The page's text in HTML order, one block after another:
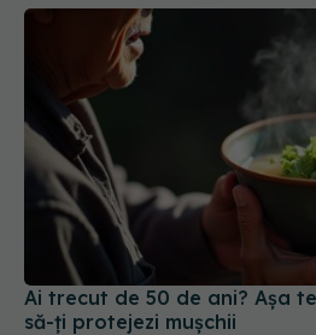
Ai trecut de 50 de ani? Așa
să-ți protejezi mușchii